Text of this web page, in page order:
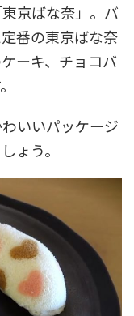
京ばな奈」。バ
番の東京ばな奈
ーキ、チョコバ
いいパッケージ
ょう。